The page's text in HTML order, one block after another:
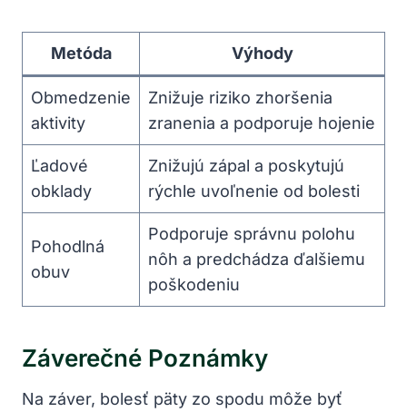
Metóda Výhody
Obmedzenie
aktivity
Znižuje riziko zhoršenia
zranenia a podporuje hojenie
Ľadové
obklady
Znižujú zápal a poskytujú
rýchle uvoľnenie od bolesti
Pohodlná
obuv
Podporuje správnu polohu
nôh a predchádza ďalšiemu
poškodeniu
Záverečné Poznámky
Na záver, bolesť päty zo spodu môže byť